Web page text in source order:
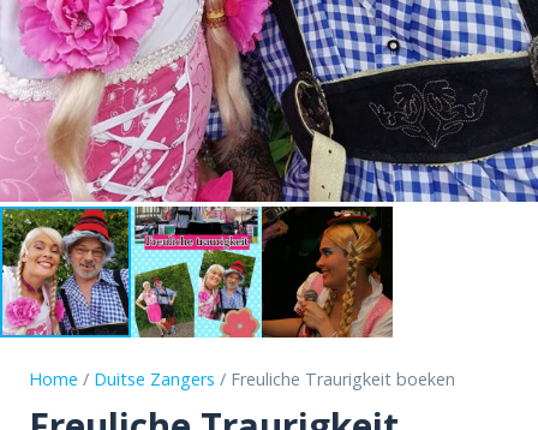
Home / Duitse Zangers / Freuliche Traurigkeit boeken